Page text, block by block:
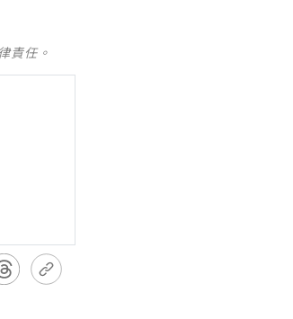
責任。